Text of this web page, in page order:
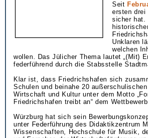
Seit
ersten drei
sicher hat.
Unklaren
welchen
wollen. Das Jülicher Thema lautet „(Mit)
federführend durch die Stabsstelle
Klar ist, dass Friedrichshafen sich
Schulen und beinahe 20
Wirtschaft und Kultur unter dem Motto
Friedrichshafen treibt an“ dem
Würzburg hat sich sein
unter Federführung des Didaktikzentrum
Wissenschaften, Hochschule für Musik,